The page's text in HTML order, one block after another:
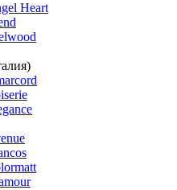
Heart